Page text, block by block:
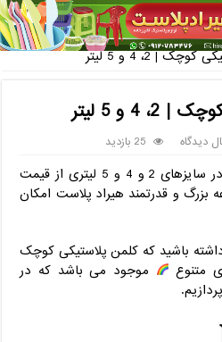
صورت آنلاین
| 2، 4 و 5 لیتر
4 و 5 لیتر
دیدگاه 25 بازدید
خرید کلمن پلاستیکی کوچک در سایزهای 2 و 4 و 5 لیتری از قیمت
بزرگ و قدرتمند هیراد پلاست امکان
باشید که کلمن پلاستیکی کوچک
متنوع
موجود می باشد که در